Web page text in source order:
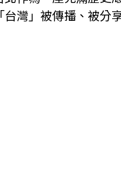
灣」被傳播、被分